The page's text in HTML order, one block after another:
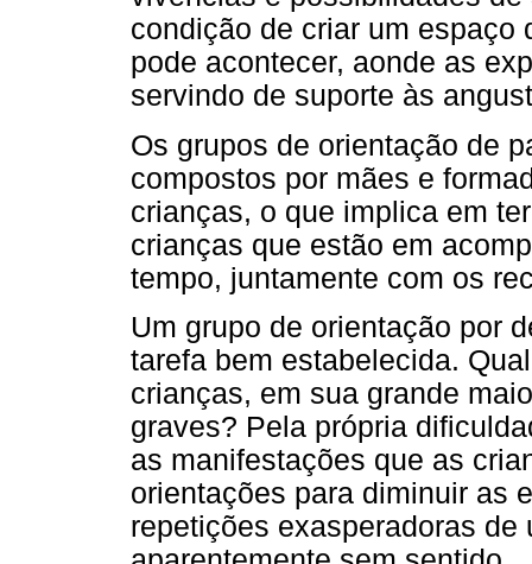
condição de criar um espaço
pode acontecer, aonde as
servindo de suporte às
Os grupos de orientação de
compostos por mães e
crianças, o que implica em
crianças que estão em
tempo, juntamente com os
Um grupo de orientação por
tarefa bem estabelecida.
crianças, em sua grande
graves? Pela própria
as manifestações que as
orientações para diminuir as
repetições exasperadoras de